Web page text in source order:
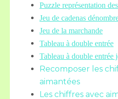
Puzzle représentation
Jeu de cadenas
Jeu de la marchande
Tableau à double entrée
Tableau à double entrée
Recomposer les
aimantées
Les chiffres avec